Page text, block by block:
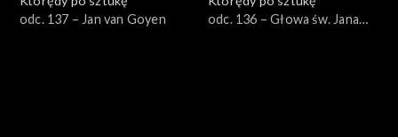
odc. 137 – Jan van Goyen
odc. 136 – Głowa św. Jana